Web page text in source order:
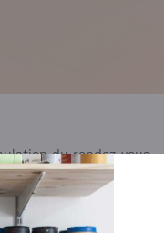
du rendez-vous.
vous. Veuillez